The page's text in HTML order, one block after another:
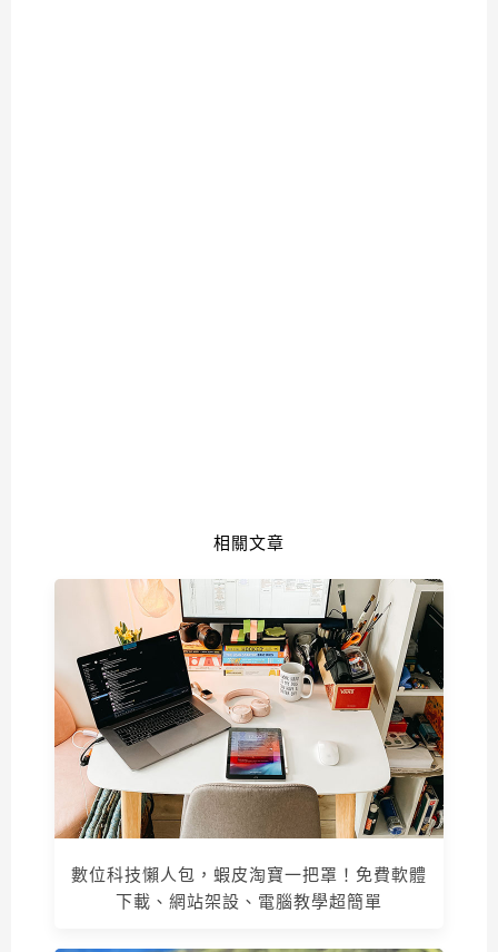
相關文章
數位科技懶人包，蝦皮淘寶一把罩！免費軟體
下載、網站架設、電腦教學超簡單